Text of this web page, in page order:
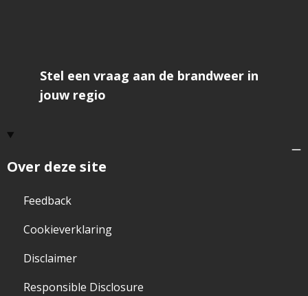
Over deze site
Feedback
Cookieverklaring
Disclaimer
Responsible Disclosure
Stel een vraag aan de brandweer in
jouw regio